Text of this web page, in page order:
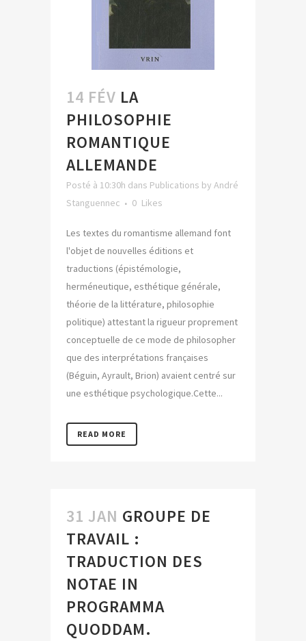
14 FÉV LA
PHILOSOPHIE
ROMANTIQUE
ALLEMANDE
Posté à 10:30h dans Publications by André
Stanguennec
0 Likes
Les textes du romantisme allemand font
l'objet de nouvelles éditions et
traductions (épistémologie,
herméneutique, esthétique générale,
théorie de la littérature, philosophie
politique) attestant la rigueur proprement
conceptuelle de ce mode de philosopher
que des interprétations françaises
(Béguin, Ayrault, Brion) avaient centré sur
une esthétique psychologique.Cette...
READ MORE
31 JAN GROUPE DE
TRAVAIL :
TRADUCTION DES
NOTAE IN
PROGRAMMA
QUODDAM.